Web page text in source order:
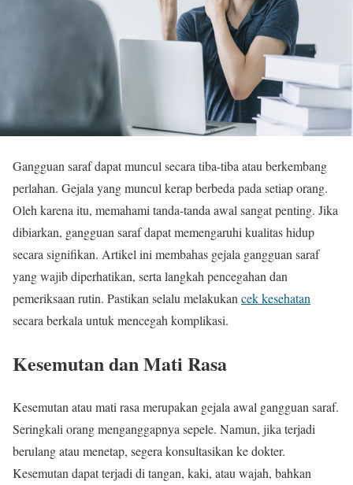
Gangguan saraf dapat muncul secara tiba-tiba atau berkembang
perlahan. Gejala yang muncul kerap berbeda pada setiap orang.
Oleh karena itu, memahami tanda-tanda awal sangat penting. Jika
dibiarkan, gangguan saraf dapat memengaruhi kualitas hidup
secara signifikan. Artikel ini membahas gejala gangguan saraf
yang wajib diperhatikan, serta langkah pencegahan dan
pemeriksaan rutin. Pastikan selalu melakukan cek kesehatan
secara berkala untuk mencegah komplikasi.
Kesemutan dan Mati Rasa
Kesemutan atau mati rasa merupakan gejala awal gangguan saraf.
Seringkali orang menganggapnya sepele. Namun, jika terjadi
berulang atau menetap, segera konsultasikan ke dokter.
Kesemutan dapat terjadi di tangan, kaki, atau wajah, bahkan